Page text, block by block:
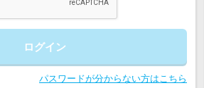
ログイン
パスワードが分からない方はこちら